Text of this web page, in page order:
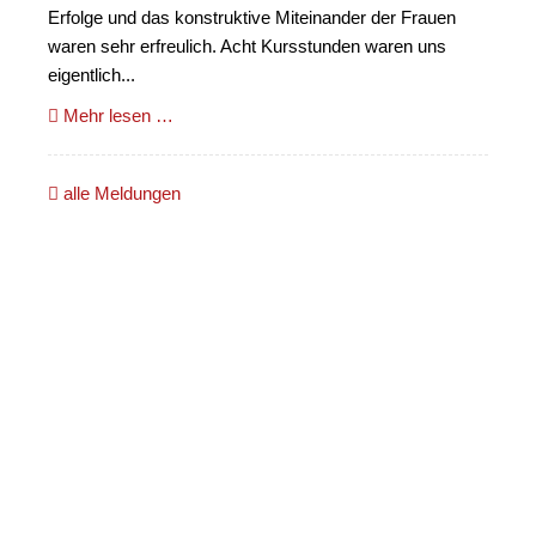
Erfolge und das konstruktive Miteinander der Frauen
waren sehr erfreulich. Acht Kursstunden waren uns
eigentlich...
Mehr lesen …
alle Meldungen